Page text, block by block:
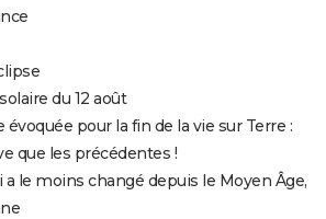
du 12 août
évoquée pour la fin de la vie sur Terre :
que les précédentes !
a le moins changé depuis le Moyen Âge,